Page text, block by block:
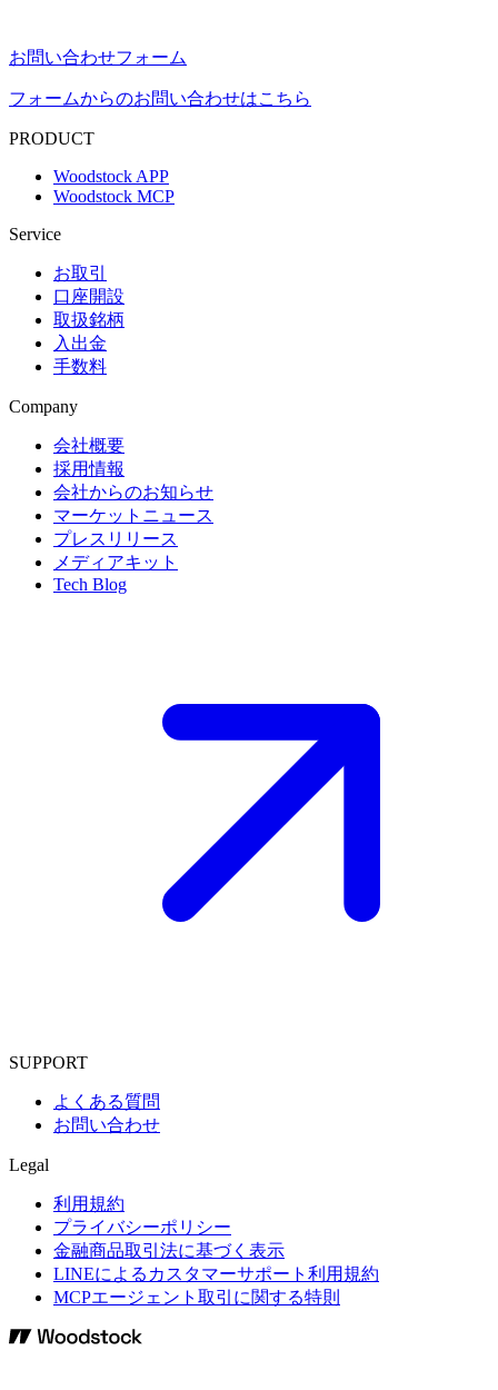
お問い合わせフォーム
フォームからのお問い合わせはこちら
PRODUCT
Woodstock APP
Woodstock MCP
Service
お取引
口座開設
取扱銘柄
入出金
手数料
Company
会社概要
採用情報
会社からのお知らせ
マーケットニュース
プレスリリース
メディアキット
Tech Blog
SUPPORT
よくある質問
お問い合わせ
Legal
利用規約
プライバシーポリシー
金融商品取引法に基づく表示
LINEによるカスタマーサポート利用規約
MCPエージェント取引に関する特則